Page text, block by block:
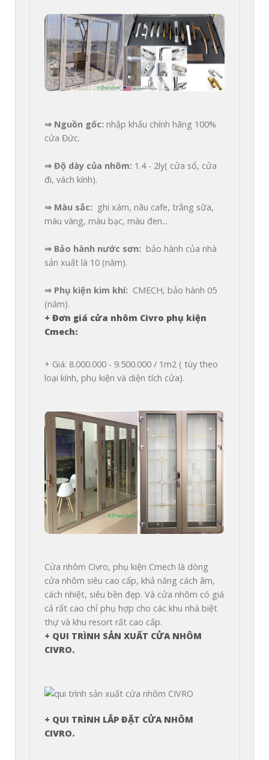
⇒ Nguồn gốc: nhập khẩu chính hãng 100%
cửa Đức.
⇒ Độ dày của nhôm: 1.4 - 2ly( cửa sổ, cửa
đi, vách kính).
⇒ Màu sắc: ghi xám, nâu cafe, trắng sữa,
màu vàng, màu bạc, màu đen...
⇒ Bảo hành nước sơn: bảo hành của nhà
sản xuất là 10 (năm).
⇒ Phụ kiện kim khí: CMECH, bảo hành 05
+ Đơn giá cửa nhôm Civro phụ kiện
Cmech:
+ Giá: 8.000.000 - 9.500.000 / 1m2 ( tùy theo
loại kính, phụ kiện và diện tích cửa).
Cửa nhôm Civro, phụ kiện Cmech là dòng
cửa nhôm siêu cao cấp, khả năng cách âm,
cách nhiệt, siêu bền đẹp. Và cửa nhôm có giá
cả rất cao chỉ phụ hợp cho các khu nhà biệt
+ QUI TRÌNH SẢN XUẤT CỬA NHÔM
CIVRO.
+ QUI TRÌNH LẮP ĐẶT CỬA NHÔM
CIVRO.